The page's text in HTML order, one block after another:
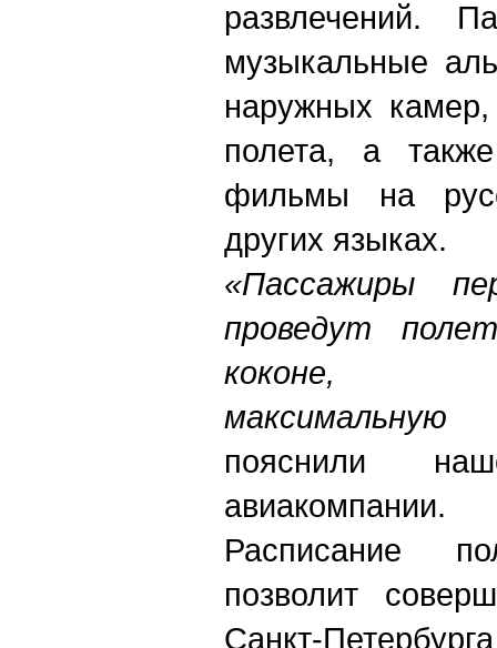
развлечений.
музыкальные
наружных камер,
полета, а
фильмы на
других языках.
«Пассажиры
проведут
коконе,
максимальную
пояснили
авиакомпании.
Расписание
позволит
Санкт-